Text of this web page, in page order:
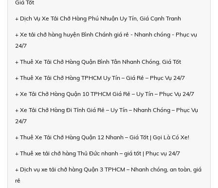
Giá Tốt
+ Dịch Vụ Xe Tải Chở Hàng Phú Nhuận Uy Tín, Giá Cạnh Tranh
+ Xe tải chở hàng huyện Bình Chánh giá rẻ - Nhanh chóng - Phục vụ
24/7
+ Thuê Xe Tải Chở Hàng Quận Bình Tân Nhanh Chóng, Giá Tốt
+ Thuê Xe Tải Chở Hàng TPHCM Uy Tín – Giá Rẻ – Phục Vụ 24/7
+ Xe Tải Chở Hàng Quận 10 TPHCM Giá Rẻ – Uy Tín – Phục Vụ 24/7
+ Xe Tải Chở Hàng Đi Tỉnh Giá Rẻ – Uy Tín – Nhanh Chóng – Phục Vụ
24/7
+ Thuê Xe Tải Chở Hàng Quận 12 Nhanh – Giá Tốt | Gọi Là Có Xe!
+ Thuê xe tải chở hàng Thủ Đức nhanh – giá tốt | Phục vụ 24/7
+ Dịch vụ xe tải chở hàng Quận 3 TPHCM – Nhanh chóng, an toàn, giá
rẻ